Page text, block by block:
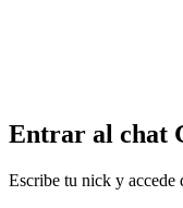
Entrar al chat
Escribe tu nick y accede